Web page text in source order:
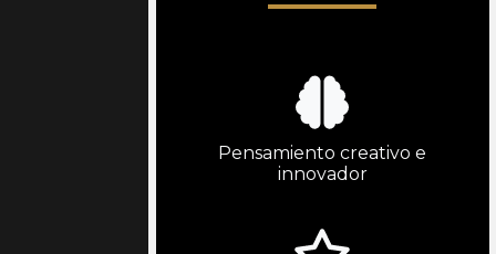
Pensamiento creativo e
innovador